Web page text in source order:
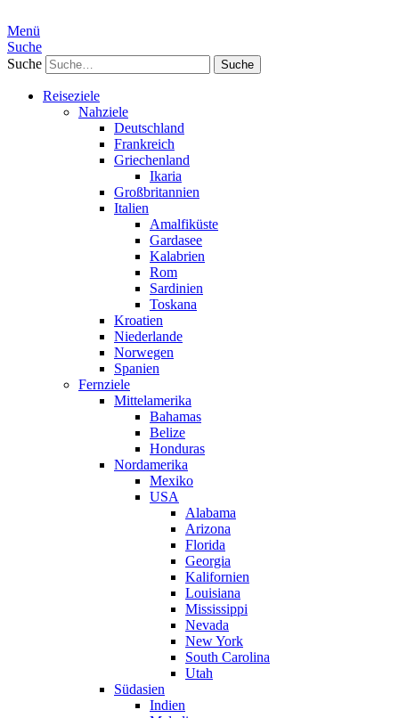
Menü
Suche
Suche
Reiseziele
Nahziele
Deutschland
Frankreich
Griechenland
Ikaria
Großbritannien
Italien
Amalfiküste
Gardasee
Kalabrien
Rom
Sardinien
Toskana
Kroatien
Niederlande
Norwegen
Spanien
Fernziele
Mittelamerika
Bahamas
Belize
Honduras
Nordamerika
Mexiko
USA
Alabama
Arizona
Florida
Georgia
Kalifornien
Louisiana
Mississippi
Nevada
New York
South Carolina
Utah
Südasien
Indien